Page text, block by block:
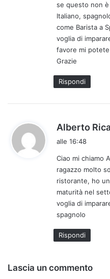
se questo non
Italiano,
come Barista a
voglia di
favore mi
Grazie
Rispondi
Alberto
alle 16:48
Ciao mi chiamo
ragazzo molto
ristorante, ho
maturità nel
voglia di
spagnolo
Rispondi
Lascia un commento